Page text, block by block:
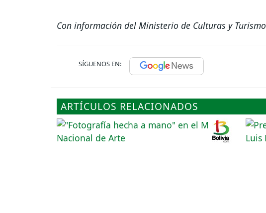
Con información del Ministerio de Culturas y Turismo
SÍGUENOS EN:
ARTÍCULOS RELACIONADOS